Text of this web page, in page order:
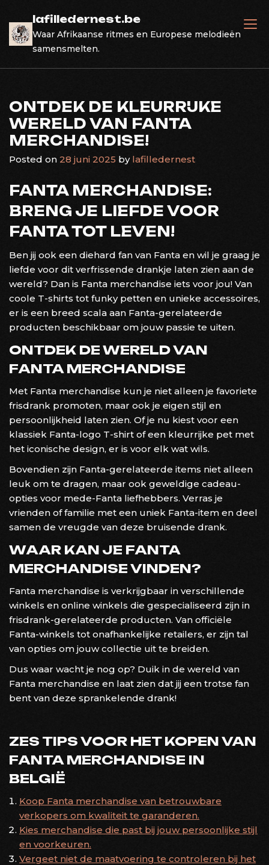
content
lafilledernest.be
Waar Afrikaanse ritmes en Europese melodieën
samensmelten.
ONTDEK DE KLEURRIJKE
WERELD VAN FANTA
MERCHANDISE!
Posted on 28 juni 2025 by lafilledernest
FANTA MERCHANDISE:
BRENG JE LIEFDE VOOR
FANTA TOT LEVEN!
Ben jij ook een diehard fan van Fanta en wil je graag je
liefde voor dit verfrissende drankje laten zien aan de
wereld? Dan is Fanta merchandise iets voor jou! Van
coole T-shirts tot funky petten en unieke accessoires,
er is een breed scala aan Fanta-gerelateerde
producten beschikbaar om jouw passie te uiten.
ONTDEK DE WERELD VAN
FANTA MERCHANDISE
Met Fanta merchandise kun je niet alleen je favoriete
frisdrank promoten, maar ook je eigen stijl en
persoonlijkheid laten zien. Of je nu kiest voor een
klassiek Fanta-logo T-shirt of een kleurrijke pet met
het iconische design, er is voor elk wat wils.
Bovendien zijn Fanta-gerelateerde items niet alleen
leuk om te dragen, maar ook geweldige cadeau-
opties voor mede-Fanta liefhebbers. Verras je
vrienden of familie met een uniek Fanta-item en deel
samen de vreugde van deze bruisende drank.
WAAR KAN JE FANTA
MERCHANDISE VINDEN?
Fanta merchandise is verkrijgbaar in verschillende
winkels en online winkels die gespecialiseerd zijn in
frisdrank-gerelateerde producten. Van officiële
Fanta-winkels tot onafhankelijke retailers, er zijn tal
van opties om jouw collectie uit te breiden.
Dus waar wacht je nog op? Duik in de wereld van
Fanta merchandise en laat zien dat jij een trotse fan
bent van deze sprankelende drank!
ZES TIPS VOOR HET KOPEN VAN
FANTA MERCHANDISE IN
BELGIË
Koop Fanta merchandise van betrouwbare
verkopers om kwaliteit te garanderen.
Kies merchandise die past bij jouw persoonlijke stijl
en voorkeuren.
Vergeet niet de maatvoering te controleren bij het